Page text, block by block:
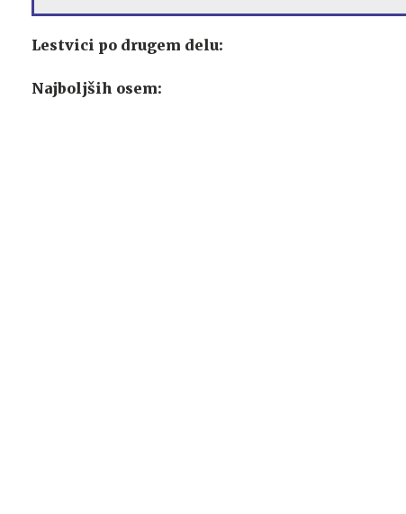
Lestvici po drugem delu:
Najboljših osem: